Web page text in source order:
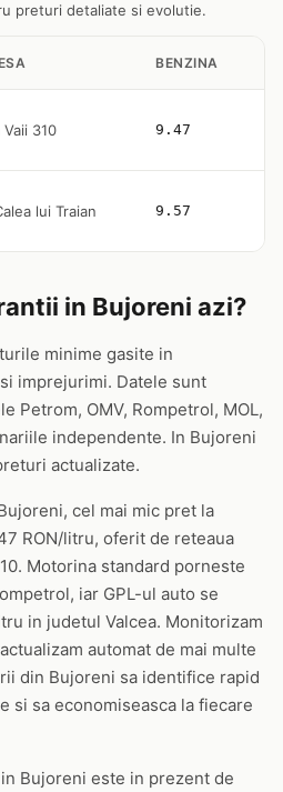
preturi detaliate si evolutie.
BENZINA
Vaii 310 9.47
lui Traian 9.57
in Bujoreni azi?
minime gasite in
imprejurimi. Datele sunt
Petrom, OMV, Rompetrol, MOL,
independente. In Bujoreni
actualizate.
cel mai mic pret la
RON/litru, oferit de reteaua
Motorina standard porneste
iar GPL-ul auto se
in judetul Valcea. Monitorizam
automat de mai multe
din Bujoreni sa identifice rapid
si sa economiseasca la fiecare
Bujoreni este in prezent de